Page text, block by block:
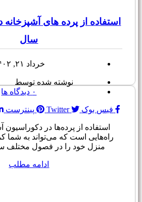
استفاده از پرده های
سال
خرداد ۲۱, ۱۴۰۲
نوشته شده توسط
۰ دیدگاه ها
فیس بوک Twitter پینترست
استفاده از پرده‌ها در دکوراسیون
راه‌هایی است که می‌تواند به شما
منزل خود را در فصول مختلف
ادامه مطلب